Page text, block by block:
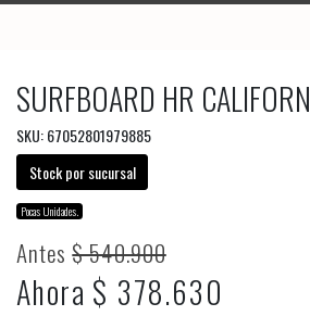
SURFBOARD HR
SKU: 67052801979885
Stock por sucursal
Pocas Unidades.
Antes$ 540.900
Ahora $ 378.630